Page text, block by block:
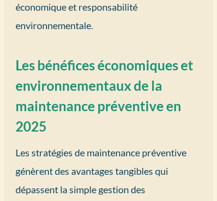
économique et responsabilité
environnementale.
Les bénéfices économiques et
environnementaux de la
maintenance préventive en
2025
Les stratégies de maintenance préventive
génèrent des avantages tangibles qui
dépassent la simple gestion des